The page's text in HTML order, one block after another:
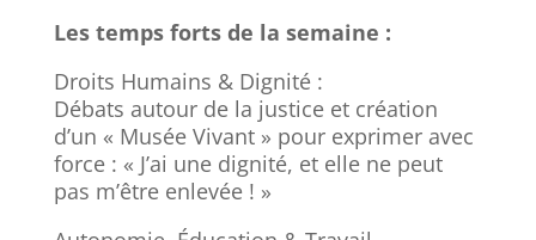
Les temps forts de la semaine :
Droits Humains & Dignité :
Débats autour de la justice et création
d’un « Musée Vivant » pour exprimer avec
force : « J’ai une dignité, et elle ne peut
pas m’être enlevée ! »